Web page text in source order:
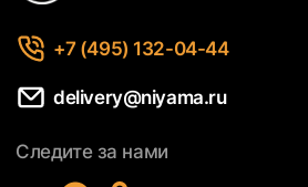
+7 (495) 132-04-44
delivery@niyama.ru
Следите за нами